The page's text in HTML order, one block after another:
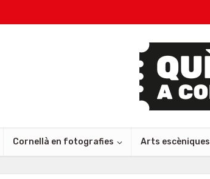
Cornellà en fotografies Arts escèniques